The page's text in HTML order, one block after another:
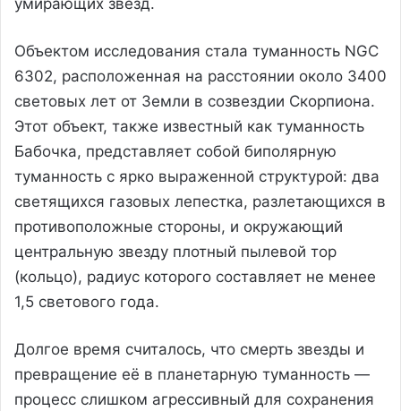
Объектом исследования стала туманность NGC
6302, расположенная на расстоянии около 3400
световых лет от Земли в созвездии Скорпиона.
Этот объект, также известный как туманность
Бабочка, представляет собой биполярную
туманность с ярко выраженной структурой: два
светящихся газовых лепестка, разлетающихся в
противоположные стороны, и окружающий
центральную звезду плотный пылевой тор
(кольцо), радиус которого составляет не менее
1,5 светового года.
Долгое время считалось, что смерть звезды и
превращение её в планетарную туманность —
процесс слишком агрессивный для сохранения